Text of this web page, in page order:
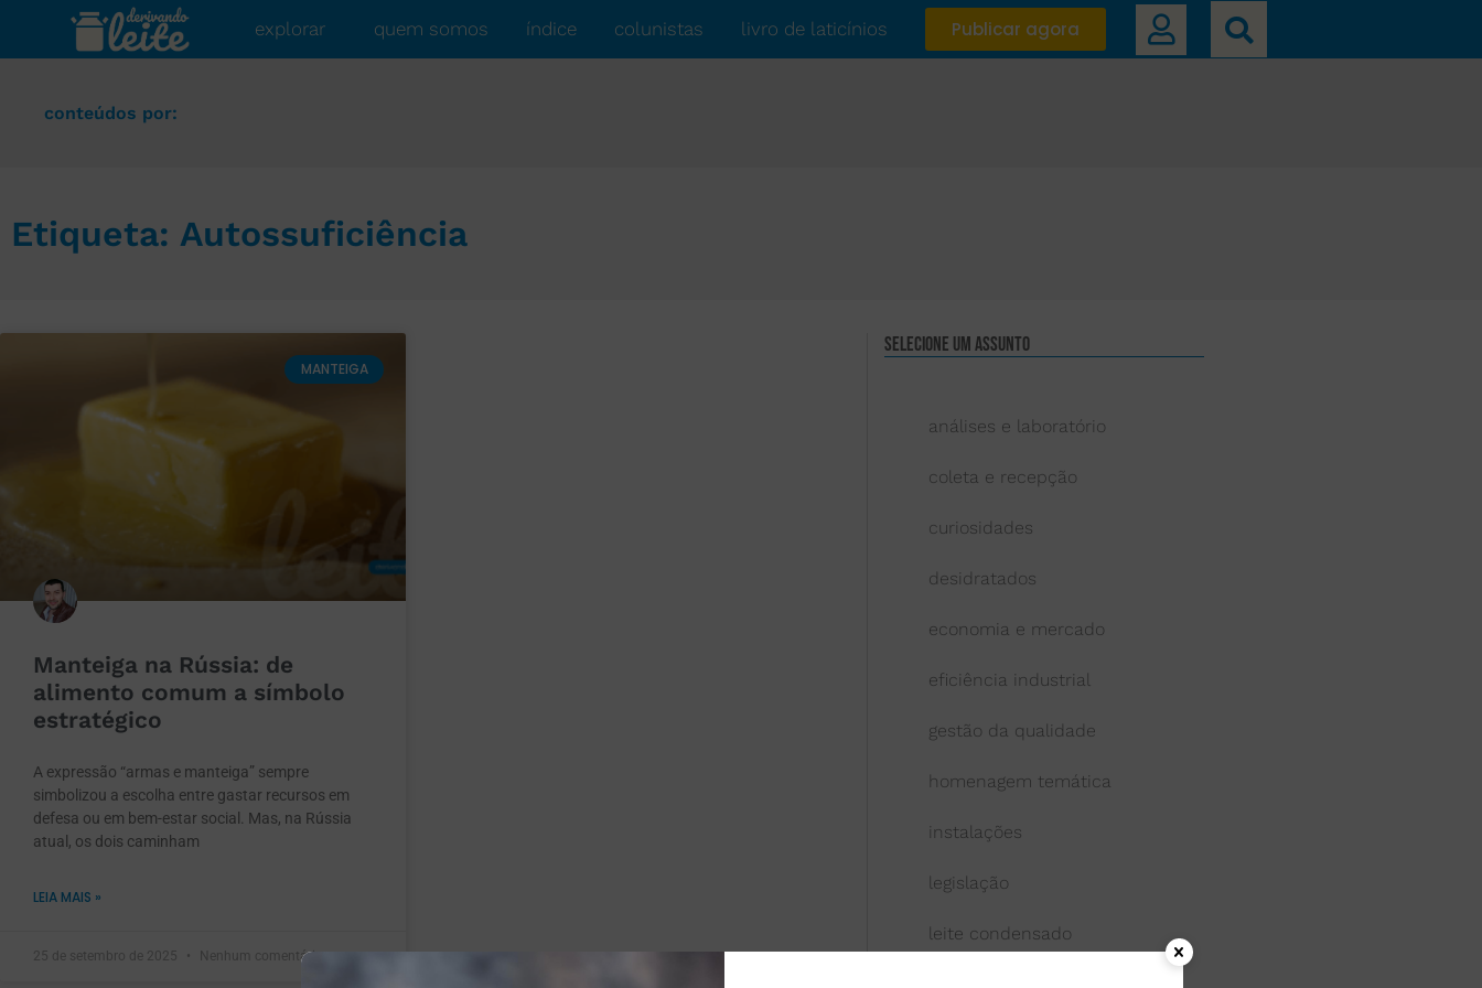
explorar quem somos índice colunistas livro de laticínios Publicar agora
conteúdos por:
Etiqueta: Autossuficiência
MANTEIGA
Manteiga na Rússia: de
alimento comum a símbolo
estratégico
A expressão “armas e manteiga” sempre
simbolizou a escolha entre gastar recursos em
defesa ou em bem-estar social. Mas, na Rússia
atual, os dois caminham
LEIA MAIS »
25 de setembro de 2025 Nenhum comentário
Selecione um assunto
análises e laboratório
coleta e recepção
curiosidades
desidratados
economia e mercado
eficiência industrial
gestão da qualidade
homenagem temática
instalações
legislação
leite condensado